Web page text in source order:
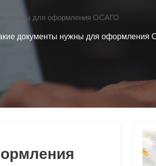
нужны для оформления ОСАГО
документы нужны для оформления